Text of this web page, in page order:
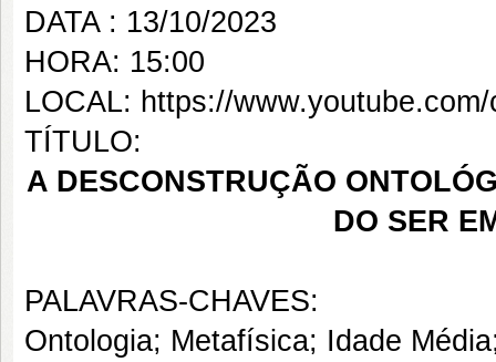
DATA : 13/10/2023
HORA: 15:00
LOCAL: https://
TÍTULO:
A DESCONSTRUÇÃO
DO SER
PALAVRAS-CHAVES:
Ontologia; Metafísica; Idade